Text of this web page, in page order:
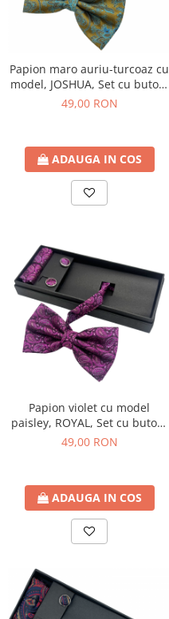
Papion maro auriu-turcoaz cu
model, JOSHUA, Set cu butoni
si batista
49,00 RON
ADAUGA IN COS
Papion violet cu model
paisley, ROYAL, Set cu butoni
si batista
49,00 RON
ADAUGA IN COS